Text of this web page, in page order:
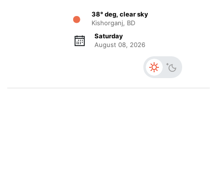
38° deg, clear sky
Kishorganj, BD
Saturday
August 08, 2026